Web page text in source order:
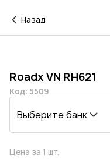
Назад
Roadx VN RH621
Код: 5509
Выберите банк
Цена за 1 шт.